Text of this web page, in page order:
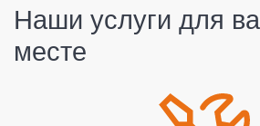
Наши услуги для
месте